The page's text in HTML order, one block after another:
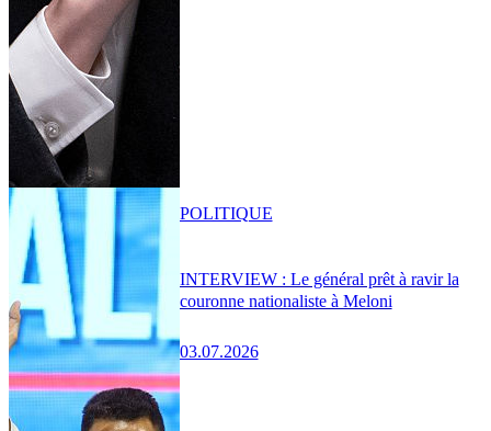
INTERVIEW : Le général prêt à ravir la
couronne nationaliste à Meloni
03.07.2026
POLITIQUE